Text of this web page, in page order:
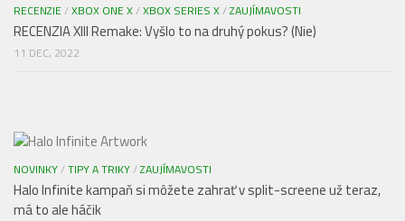
RECENZIE/XBOX ONE X/XBOX SERIES X/ZAUJÍMAVOSTI
RECENZIA XIII Remake: Vyšlo to na druhý pokus? (Nie)
11 DEC, 2022
NOVINKY/TIPY A TRIKY/ZAUJÍMAVOSTI
Halo Infinite kampaň si môžete zahrať v split-screene už teraz,
má to ale háčik